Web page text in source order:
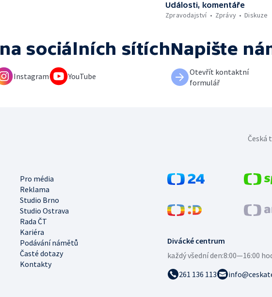
Události, komentáře
Zpravodajství
Zprávy Diskuze
na sociálních sítích
Instagram YouTube
Napište
Otevřít kontaktní
formulář
Divácké centrum
každý všední den:8:00—16:00
261 136 113
Pro média
Reklama
Studio Brno
Studio Ostrava
Rada ČT
Kariéra
Podávání námětů
Časté dotazy
Kontakty
Česká